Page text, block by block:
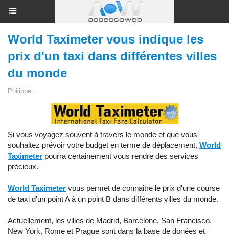
World Taximeter vous indique les
prix d'un taxi dans différentes villes
du monde
Philippe .
Si vous voyagez souvent à travers le monde et que vous
souhaitez prévoir votre budget en terme de déplacement, World
Taximeter pourra certainement vous rendre des services
précieux.
World Taximeter vous permet de connaitre le prix d'une course
de taxi d'un point A à un point B dans différents villes du monde.
Actuellement, les villes de Madrid, Barcelone, San Francisco,
New York, Rome et Prague sont dans la base de donées et